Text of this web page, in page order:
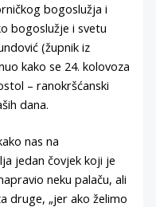
bogoslužja i
bogoslužje i svetu
(župnik iz
kako se 24. kolovoza
– ranokršćanski
dana.
nas na
jedan čovjek koji je
neku palaču, ali
druge, „jer ako želimo